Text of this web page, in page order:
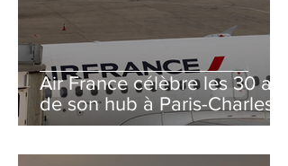
Air France célèbre les 30 ans
de son hub à Paris-Charles
de Gaulle